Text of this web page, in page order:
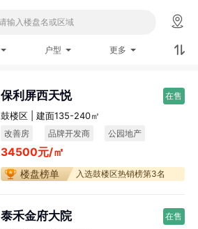
户型 更多
保利屏西天悦 在售
鼓楼区 | 建面135-240㎡
改善房 品牌开发商 公园地产
34500元/㎡
楼盘榜单 入选鼓楼区热销榜第3名
泰禾金府大院 在售